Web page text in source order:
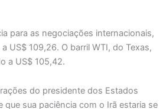
para as negociações internacionais,
US$ 109,26. O barril WTI, do Texas,
a US$ 105,42.
do presidente dos Estados
que sua paciência com o Irã estaria se